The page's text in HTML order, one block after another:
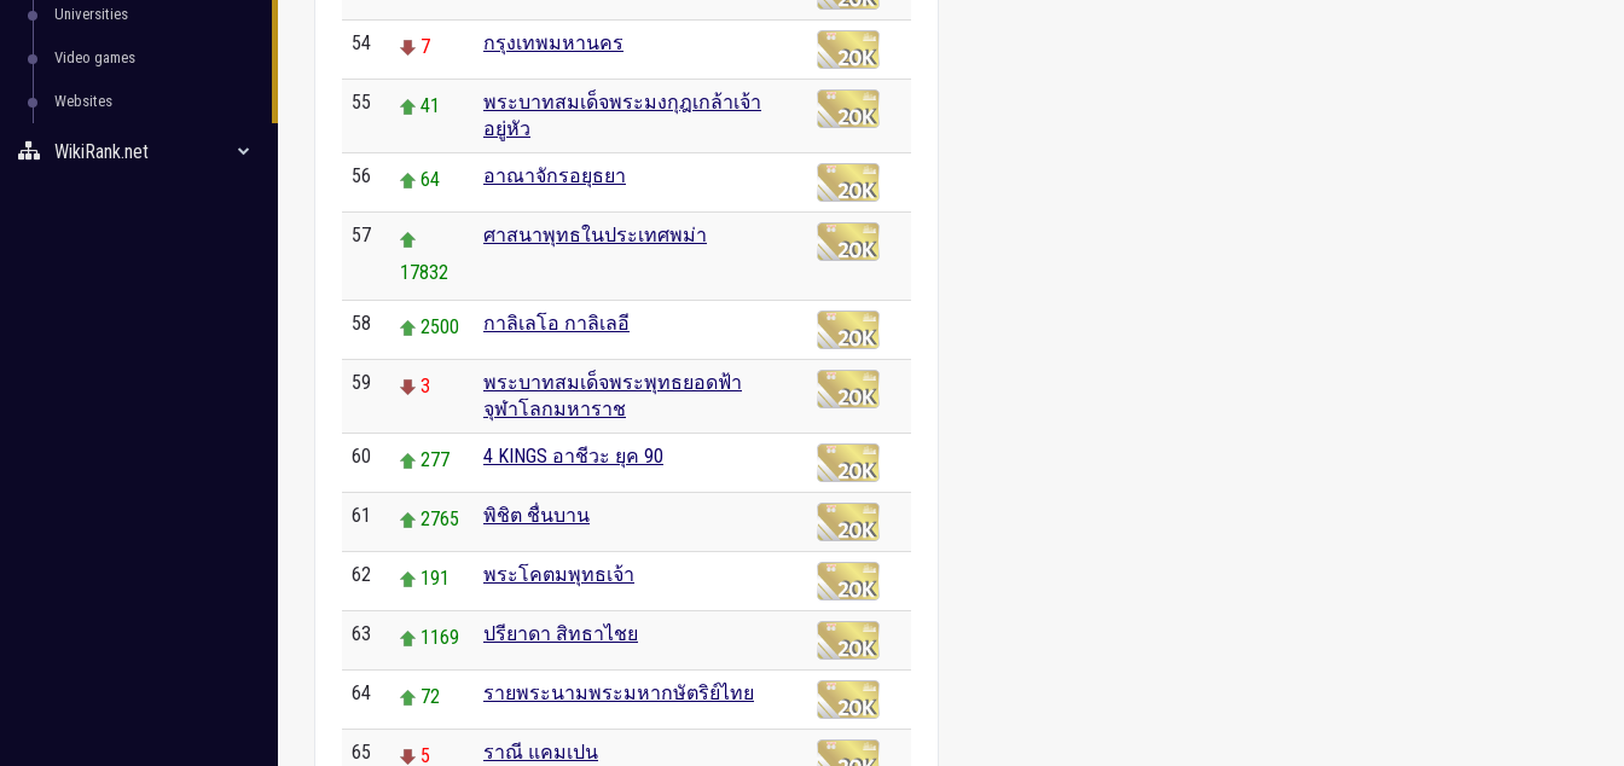
Universities
Video games
Websites
WikiRank.net
54 7 กรุงเทพมหานคร
55 41
พระบาทสมเด็จพระมงกุฎเกล้าเจ้า
อยู่หัว
56 64 อาณาจักรอยุธยา
57
17832
ศาสนาพุทธในประเทศพม่า
58 2500 กาลิเลโอ กาลิเลอี
59 3
พระบาทสมเด็จพระพุทธยอดฟ้า
จุฬาโลกมหาราช
60 277 4 KINGS อาชีวะ ยุค 90
61 2765 พิชิต ชื่นบาน
62 191 พระโคตมพุทธเจ้า
63 1169 ปรียาดา สิทธาไชย
64 72 รายพระนามพระมหากษัตริย์ไทย
65 5 ราณี แคมเปน